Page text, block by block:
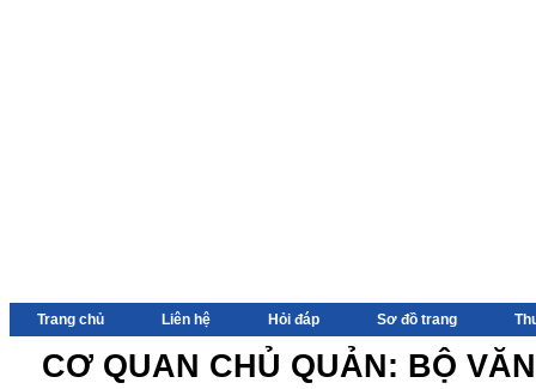
Trang chủ Liên hệ Hỏi đáp Sơ đồ trang
CƠ QUAN CHỦ QUẢN: BỘ